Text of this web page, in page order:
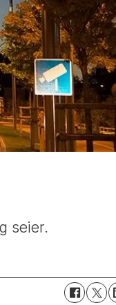
seier.